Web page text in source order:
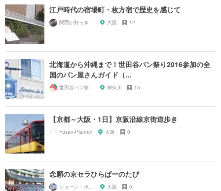
江戸時代の宿場町・枚方宿で歴史を感じて
関西が好っきゃねん 大阪 12
北海道から沖縄まで！世田谷パン祭り2016参加の全
国のパン屋さんガイド（...
世田谷パン祭り実行委員会 神奈川 15
【京都～大阪・1日】京阪沿線京街道歩き
Fusan-Planner 大阪 0
念願の京セラひらぱーのたび
ショーン・ボーリー 大阪 0